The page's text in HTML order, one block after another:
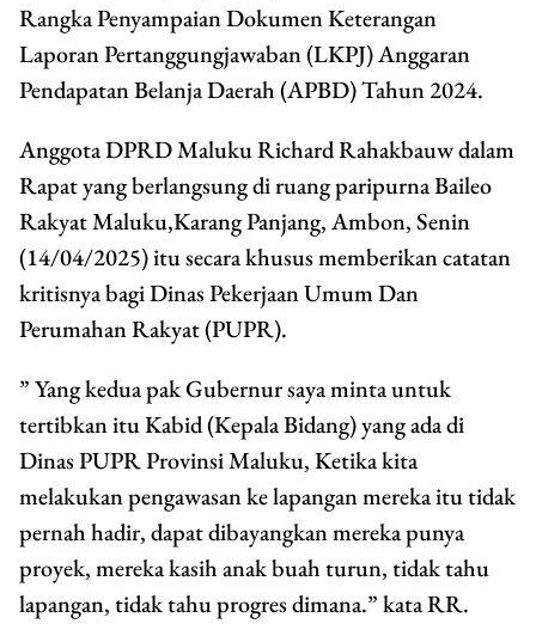
Rangka Penyampaian Dokumen Keterangan
Laporan Pertanggungjawaban (LKPJ) Anggaran
Pendapatan Belanja Daerah (APBD) Tahun 2024.
Anggota DPRD Maluku Richard Rahakbauw dalam
Rapat yang berlangsung di ruang paripurna Baileo
Rakyat Maluku,Karang Panjang, Ambon, Senin
(14/04/2025) itu secara khusus memberikan catatan
kritisnya bagi Dinas Pekerjaan Umum Dan
Perumahan Rakyat (PUPR).
” Yang kedua pak Gubernur saya minta untuk
tertibkan itu Kabid (Kepala Bidang) yang ada di
Dinas PUPR Provinsi Maluku, Ketika kita
melakukan pengawasan ke lapangan mereka itu tidak
pernah hadir, dapat dibayangkan mereka punya
proyek, mereka kasih anak buah turun, tidak tahu
lapangan, tidak tahu progres dimana.” kata RR.